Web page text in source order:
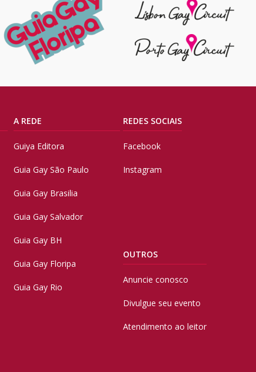
A REDE
Guiya Editora
Guia Gay São Paulo
Guia Gay Brasilia
Guia Gay Salvador
Guia Gay BH
Guia Gay Floripa
Guia Gay Rio
REDES SOCIAIS
Facebook
Instagram
OUTROS
Anuncie conosco
Divulgue seu evento
Atendimento ao leitor